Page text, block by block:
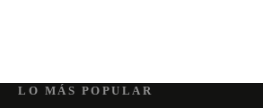
LO MÁS POPULAR